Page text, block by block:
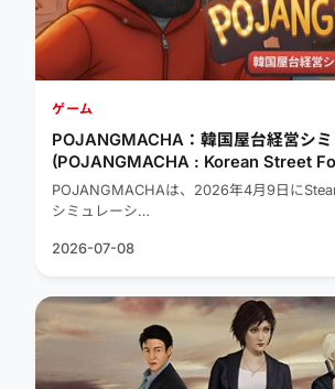
ゲーム
POJANGMACHA：韓国屋台経営シ
(POJANGMACHA : Korean Street
Management Simulator)
POJANGMACHAは、2026年4月9日に
シミュレーシ…
2026-07-08